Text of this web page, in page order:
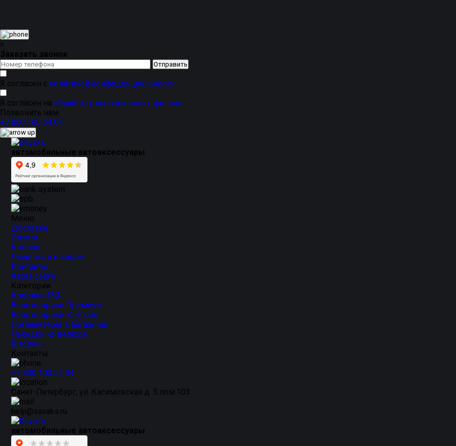
Магнитные каркасные автошторки подходят для ежедневного использования в городе, на трассе, в поездках с
для тех, кто хочет добавить комфорта в салон, защититься от яркого солнца и сохранить аккуратный внешний вид
×
Заказать звонок
Я согласен с политикой конфиденциальности
Я согласен на обработку персональных данных
Позвонить нам
+7 800 100 54 04
автомобильные автоаксессуары
Меню
Доставка
Оплата
Каталог
Гарантии и возврат
Контакты
Карта сайта
Категории
Коврики EVA
Ворс коврики Премиум
Ворс коврики Классик
Органайзеры в багажник
Накидки из велюра
Шторки
Контакты
+7 800 100 54 04
Санкт-Петербург, ул. Касимовская д. 5 пом.103
help@savaks.ru
автомобильные автоаксессуары